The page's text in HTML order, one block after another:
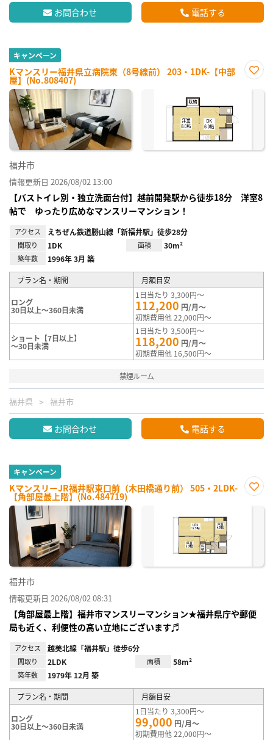
お問合わせ 電話する
キャンペーン
Kマンスリー福井県立病院東（8号線前） 203・1DK-【中部
屋】(No.808407)
に入
福井市
情報更新日 2026/08/02 13:00
【バストイレ別・独立洗面台付】越前開発駅から徒歩18分 洋室8
帖で ゆったり広めなマンスリーマンション！
アクセス えちぜん鉄道勝山線「新福井駅」徒歩28分
間取り 1DK 面積 30m²
築年数 1996年 3月 築
プラン名・期間 月額目安
ロング
30日以上～360日未満
1日当たり 3,300円～
112,200 円/月～
初期費用他 22,000円～
ショート【7日以上】
～30日未満
1日当たり 3,500円～
118,200 円/月～
初期費用他 16,500円～
禁煙ルーム
福井県 福井市
お問合わせ 電話する
キャンペーン
KマンスリーJR福井駅東口前（木田橋通り前） 505・2LDK-
【角部屋最上階】(No.484719)
に入
福井市
情報更新日 2026/08/02 08:31
【角部屋最上階】福井市マンスリーマンション★福井県庁や郵便
局も近く、利便性の高い立地にございます♬
アクセス 越美北線「福井駅」徒歩6分
間取り 2LDK 面積 58m²
築年数 1979年 12月 築
プラン名・期間 月額目安
ロング
30日以上～360日未満
1日当たり 3,300円～
99,000 円/月～
初期費用他 22,000円～